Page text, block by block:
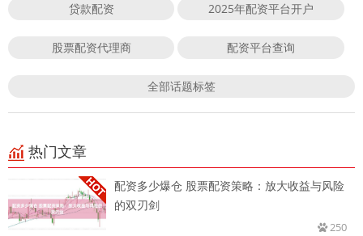
贷款配资 2025年配资平台开户
股票配资代理商 配资平台查询
全部话题标签
热门文章
配资多少爆仓 股票配资策略：放大收益与风险
的双刃剑
250